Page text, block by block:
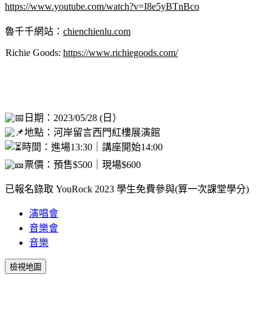
https://www.youtube.com/watch?v=I8e5yBTnBco
魯千千網站： chienchienlu.com
Richie Goods: https://www.richiegoods.com/
日期：2023/05/28 (日）
地點：河岸留言西門紅樓展演館
時間：進場13:30｜講座開始14:00
票價：預售$500｜現場$600
已報名錄取 YouRock 2023 學生免費參與(算一次課堂學分)
演唱會
音樂會
音樂
檢視地圖